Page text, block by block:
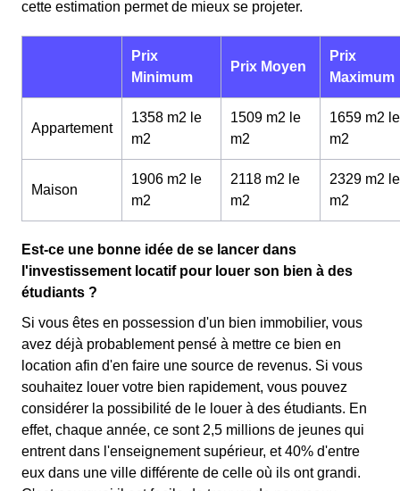
cette estimation permet de mieux se projeter.
Prix
Minimum
Prix Moyen
Prix
Maximum
Appartement
1358 m2 le
m2
1509 m2 le
m2
1659 m2 le
m2
Maison
1906 m2 le
m2
2118 m2 le
m2
2329 m2 le
m2
Est-ce une bonne idée de se lancer dans
l'investissement locatif pour louer son bien à des
étudiants ?
Si vous êtes en possession d'un bien immobilier, vous
avez déjà probablement pensé à mettre ce bien en
location afin d'en faire une source de revenus. Si vous
souhaitez louer votre bien rapidement, vous pouvez
considérer la possibilité de le louer à des étudiants. En
effet, chaque année, ce sont 2,5 millions de jeunes qui
entrent dans l'enseignement supérieur, et 40% d'entre
eux dans une ville différente de celle où ils ont grandi.